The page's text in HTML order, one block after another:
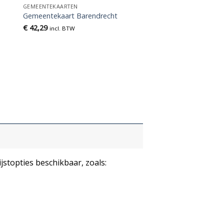
GEMEENTEKAARTEN
Gemeentekaart Barendrecht
€42,29 incl. BTW
beschikbaar, zoals: